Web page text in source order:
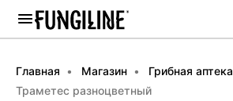
Главная Магазин
Грибная аптека
Траметес разноцветный